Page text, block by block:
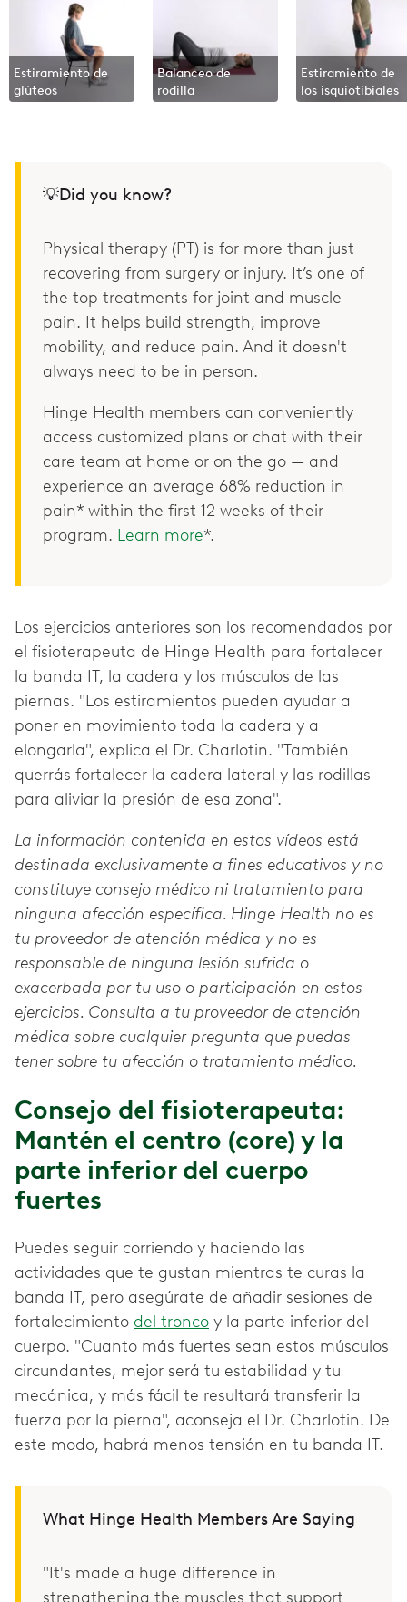
Estiramiento de
glúteos
Balanceo de
rodilla
Estiramiento de
los isquiotibiales
💡Did you know?
Physical therapy (PT) is for more than just
recovering from surgery or injury. It’s one of
the top treatments for joint and muscle
pain. It helps build strength, improve
mobility, and reduce pain. And it doesn't
always need to be in person.
Hinge Health members can conveniently
access customized plans or chat with their
care team at home or on the go — and
experience an average 68% reduction in
pain* within the first 12 weeks of their
program. Learn more*.
Los ejercicios anteriores son los recomendados por
el fisioterapeuta de Hinge Health para fortalecer
la banda IT, la cadera y los músculos de las
piernas. "Los estiramientos pueden ayudar a
poner en movimiento toda la cadera y a
elongarla", explica el Dr. Charlotin. "También
querrás fortalecer la cadera lateral y las rodillas
para aliviar la presión de esa zona".
La información contenida en estos vídeos está
destinada exclusivamente a fines educativos y no
constituye consejo médico ni tratamiento para
ninguna afección específica. Hinge Health no es
tu proveedor de atención médica y no es
responsable de ninguna lesión sufrida o
exacerbada por tu uso o participación en estos
ejercicios. Consulta a tu proveedor de atención
médica sobre cualquier pregunta que puedas
tener sobre tu afección o tratamiento médico.
Consejo del fisioterapeuta:
Mantén el centro (core) y la
parte inferior del cuerpo
fuertes
Puedes seguir corriendo y haciendo las
actividades que te gustan mientras te curas la
banda IT, pero asegúrate de añadir sesiones de
fortalecimiento del tronco y la parte inferior del
cuerpo. "Cuanto más fuertes sean estos músculos
circundantes, mejor será tu estabilidad y tu
mecánica, y más fácil te resultará transferir la
fuerza por la pierna", aconseja el Dr. Charlotin. De
este modo, habrá menos tensión en tu banda IT.
What Hinge Health Members Are Saying
"It's made a huge difference in
strengthening the muscles that support